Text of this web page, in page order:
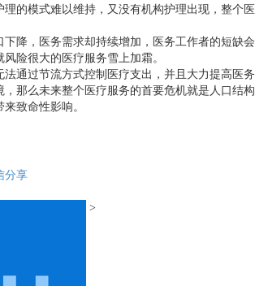
理的模式难以维持，又没有机构护理出现，整个医
下降，医务需求却持续增加，医务工作者的短缺会
险很大的医疗服务雪上加霜。
法通过节流方式控制医疗支出，并且大力提高医务
，那么未来整个医疗服务的首要危机就是人口结构
致命性影响。
分享
>